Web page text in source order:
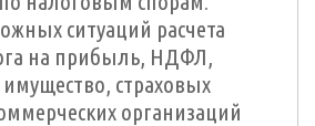
ситуаций расчета
на прибыль, НДФЛ,
имущество, страховых
организаций